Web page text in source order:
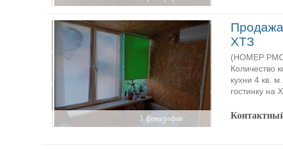
фотографии
3
Продажа
ХТЗ
(НОМЕР
Количество
кухни 4 кв.
гостинку на